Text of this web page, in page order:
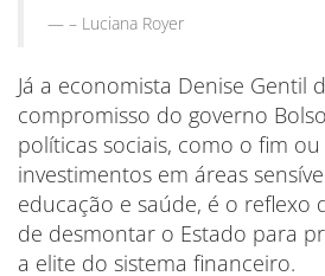
– Luciana Royer
Já a economista Denise Gentil
compromisso do governo
políticas sociais, como o fim
investimentos em áreas
educação e saúde, é o reflexo
de desmontar o Estado para
a elite do sistema financeiro.